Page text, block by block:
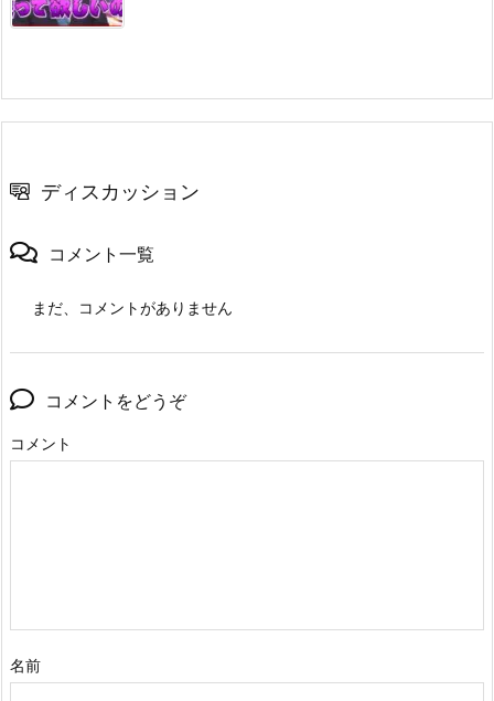
ディスカッション
コメント一覧
まだ、コメントがありません
コメントをどうぞ
コメント
名前